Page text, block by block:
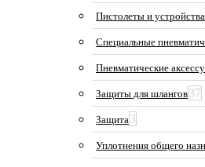
Пистолеты и
Специальные
Пневматические
Защиты для шлангов37
Защита3
Уплотнения общего